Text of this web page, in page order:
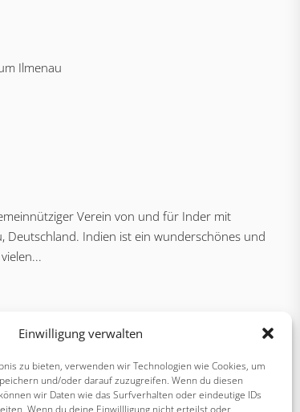
Einwilligung verwalten
zu bieten, verwenden wir Technologien wie Cookies, um
und/oder darauf zuzugreifen. Wenn du diesen
wir Daten wie das Surfverhalten oder eindeutige IDs
Wenn du deine Einwillligung nicht erteilst oder
Ilmenau
Verein von und für Inder mit
Deutschland. Indien ist ein wunderschönes und